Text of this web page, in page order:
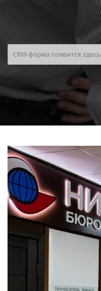
CRM-форма появится здесь